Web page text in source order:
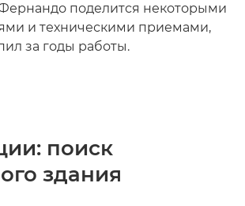
Фернандо поделится некоторыми
и техническими приемами,
за годы работы.
поиск
здания